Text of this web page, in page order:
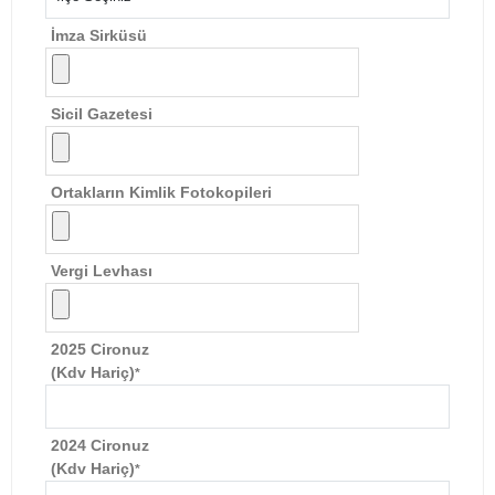
İmza Sirküsü
Sicil Gazetesi
Ortakların Kimlik Fotokopileri
Vergi Levhası
2025 Cironuz
(Kdv Hariç)*
2024 Cironuz
(Kdv Hariç)*